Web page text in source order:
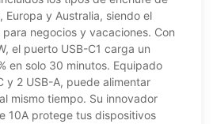
Europa y Australia, siendo el
negocios y vacaciones. Con
el puerto USB-C1 carga un
en solo 30 minutos. Equipado
y 2 USB-A, puede alimentar
mismo tiempo. Su innovador
10A protege tus dispositivos